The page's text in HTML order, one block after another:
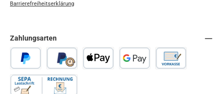
Barrierefreiheitserklärung
Zahlungsarten